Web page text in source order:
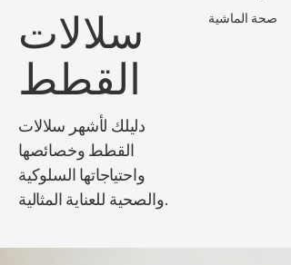
صحة الماشية
سلالات
القطط
دليلك لأشهر سلالات
القطط وخصائصها
واحتياجاتها السلوكية
والصحية للعناية المثالية.